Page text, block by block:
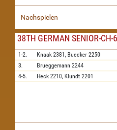
Nachspielen
38TH GERMAN SENIOR-CH-
1-2. Knaak 2381, Buecker 2250
3.
Brueggemann 2244
4-5.
Heck 2210, Klundt 2201